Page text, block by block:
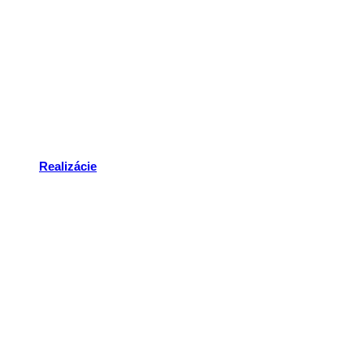
Realizácie